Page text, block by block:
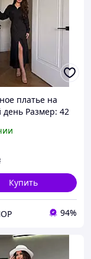
платье на
Размер: 42
и дышащий
Купить
94%